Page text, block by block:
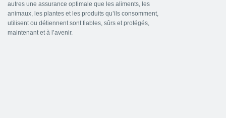
autres une assurance optimale que les aliments, les
animaux, les plantes et les produits qu’ils consomment,
utilisent ou détiennent sont fiables, sûrs et protégés,
maintenant et à l’avenir.